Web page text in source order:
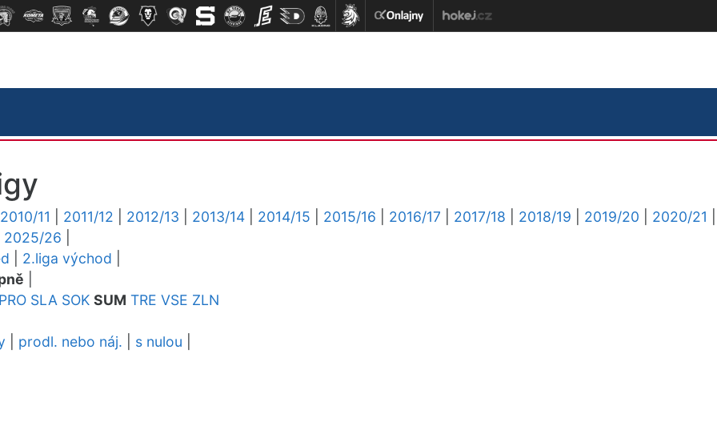
2010/11 2011/12 2012/13 2013/14 2014/15 2015/16 2016/17 2017/18 2018/19 2019/20 2020/21
2025/26
2.liga východ
PRO SLA SOK SUM TRE VSE ZLN
prodl. nebo náj. s nulou